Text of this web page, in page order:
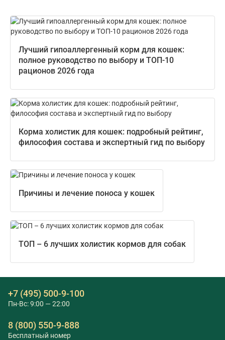
Лучший гипоаллергенный корм для кошек:
полное руководство по выбору и ТОП-10
рационов 2026 года
Корма холистик для кошек: подробный рейтинг,
философия состава и экспертный гид по выбору
Причины и лечение поноса у кошек
ТОП – 6 лучших холистик кормов для собак
+7 (495) 500-9-100
Пн-Вс: 9:00 — 22:00
8 (800) 550-9-888
Бесплатный номер